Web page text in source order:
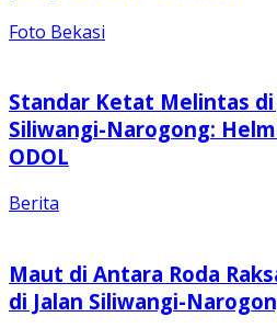
Foto Bekasi
Standar Ketat Melintas di
Siliwangi-Narogong:
ODOL
Berita
Maut di Antara Roda
di Jalan Siliwangi-